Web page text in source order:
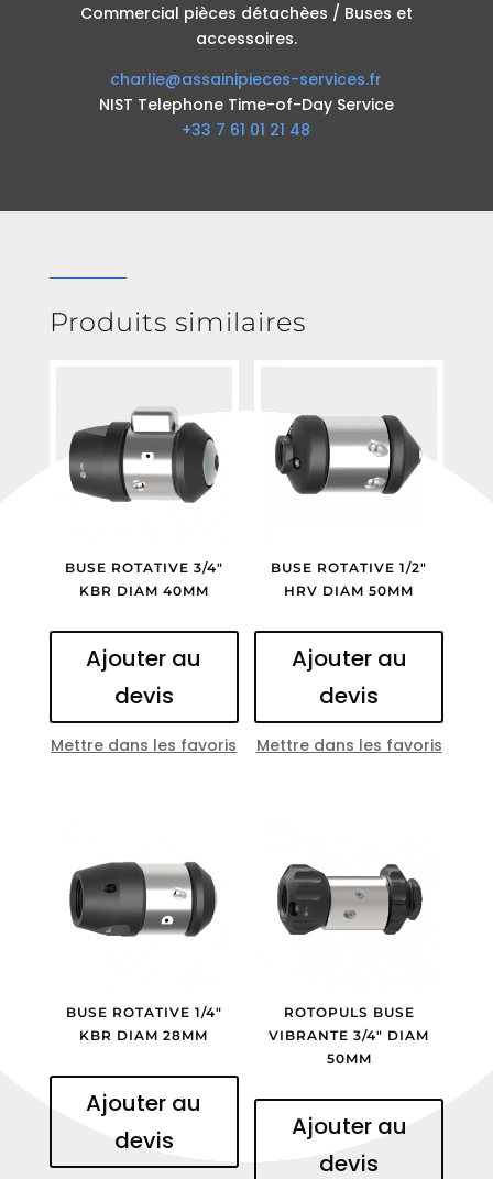
Commercial pièces détachèes / Buses et
accessoires.
charlie@assainipieces-services.fr
NIST Telephone Time-of-Day Service
+33 7 61 01 21 48
Produits similaires
BUSE ROTATIVE 3/4″
KBR DIAM 40MM
Ajouter au
devis
Mettre dans les favoris
BUSE ROTATIVE 1/2″
HRV DIAM 50MM
Ajouter au
devis
Mettre dans les favoris
BUSE ROTATIVE 1/4″
KBR DIAM 28MM
Ajouter au
devis
ROTOPULS BUSE
VIBRANTE 3/4″ DIAM
50MM
Ajouter au
devis